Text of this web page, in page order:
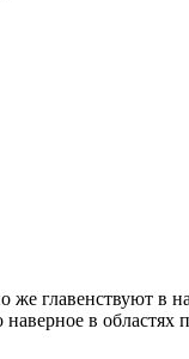
же главенствуют в
в областях